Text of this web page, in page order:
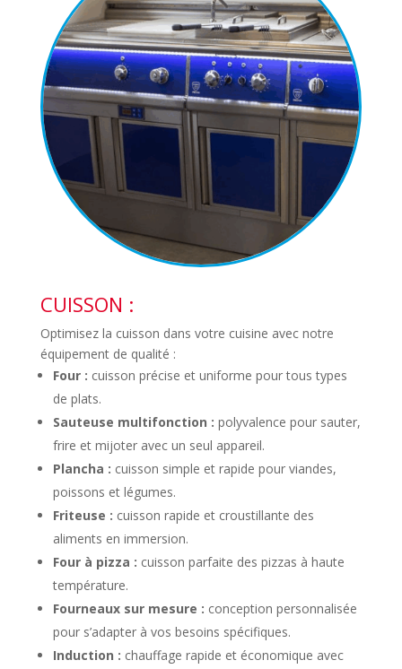
CUISSON :
Optimisez la cuisson dans votre cuisine avec notre
équipement de qualité :
Four : cuisson précise et uniforme pour tous types
de plats.
Sauteuse multifonction : polyvalence pour sauter,
frire et mijoter avec un seul appareil.
Plancha : cuisson simple et rapide pour viandes,
poissons et légumes.
Friteuse : cuisson rapide et croustillante des
aliments en immersion.
Four à pizza : cuisson parfaite des pizzas à haute
température.
Fourneaux sur mesure : conception personnalisée
pour s’adapter à vos besoins spécifiques.
Induction : chauffage rapide et économique avec